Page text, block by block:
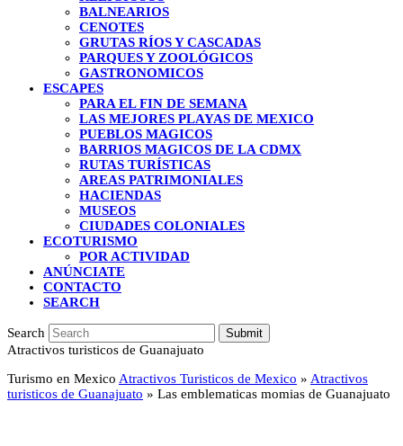
BALNEARIOS
CENOTES
GRUTAS RÍOS Y CASCADAS
PARQUES Y ZOOLÓGICOS
GASTRONOMICOS
ESCAPES
PARA EL FIN DE SEMANA
LAS MEJORES PLAYAS DE MEXICO
PUEBLOS MAGICOS
BARRIOS MAGICOS DE LA CDMX
RUTAS TURÍSTICAS
AREAS PATRIMONIALES
HACIENDAS
MUSEOS
CIUDADES COLONIALES
ECOTURISMO
POR ACTIVIDAD
ANÚNCIATE
CONTACTO
SEARCH
Search Submit
Atractivos turisticos de Guanajuato
Turismo en Mexico Atractivos Turisticos de Mexico » Atractivos
turisticos de Guanajuato » Las emblematicas momias de Guanajuato